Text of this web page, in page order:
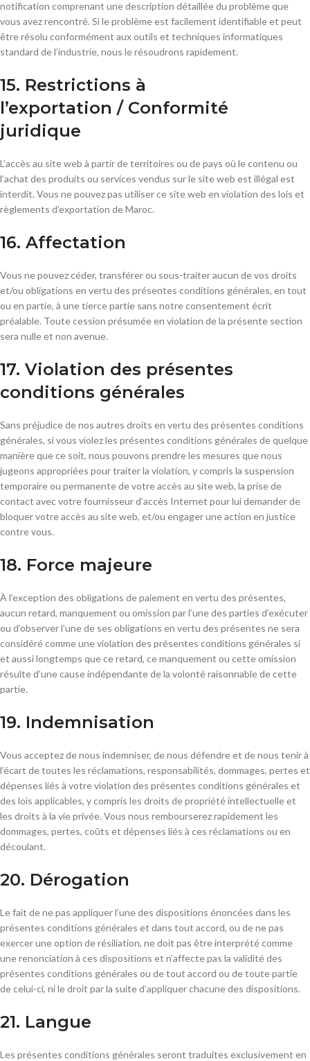
notification comprenant une description détaillée du problème que
vous avez rencontré. Si le problème est facilement identifiable et peut
être résolu conformément aux outils et techniques informatiques
standard de l’industrie, nous le résoudrons rapidement.
15. Restrictions à
l’exportation / Conformité
juridique
L’accès au site web à partir de territoires ou de pays où le contenu ou
l’achat des produits ou services vendus sur le site web est illégal est
interdit. Vous ne pouvez pas utiliser ce site web en violation des lois et
règlements d’exportation de Maroc.
16. Affectation
Vous ne pouvez céder, transférer ou sous-traiter aucun de vos droits
et/ou obligations en vertu des présentes conditions générales, en tout
ou en partie, à une tierce partie sans notre consentement écrit
préalable. Toute cession présumée en violation de la présente section
sera nulle et non avenue.
17. Violation des présentes
conditions générales
Sans préjudice de nos autres droits en vertu des présentes conditions
générales, si vous violez les présentes conditions générales de quelque
manière que ce soit, nous pouvons prendre les mesures que nous
jugeons appropriées pour traiter la violation, y compris la suspension
temporaire ou permanente de votre accès au site web, la prise de
contact avec votre fournisseur d’accès Internet pour lui demander de
bloquer votre accès au site web, et/ou engager une action en justice
contre vous.
18. Force majeure
À l’exception des obligations de paiement en vertu des présentes,
aucun retard, manquement ou omission par l’une des parties d’exécuter
ou d’observer l’une de ses obligations en vertu des présentes ne sera
considéré comme une violation des présentes conditions générales si
et aussi longtemps que ce retard, ce manquement ou cette omission
résulte d’une cause indépendante de la volonté raisonnable de cette
partie.
19. Indemnisation
Vous acceptez de nous indemniser, de nous défendre et de nous tenir à
l’écart de toutes les réclamations, responsabilités, dommages, pertes et
dépenses liés à votre violation des présentes conditions générales et
des lois applicables, y compris les droits de propriété intellectuelle et
les droits à la vie privée. Vous nous rembourserez rapidement les
dommages, pertes, coûts et dépenses liés à ces réclamations ou en
découlant.
20. Dérogation
Le fait de ne pas appliquer l’une des dispositions énoncées dans les
présentes conditions générales et dans tout accord, ou de ne pas
exercer une option de résiliation, ne doit pas être interprété comme
une renonciation à ces dispositions et n’affecte pas la validité des
présentes conditions générales ou de tout accord ou de toute partie
de celui-ci, ni le droit par la suite d’appliquer chacune des dispositions.
21. Langue
Les présentes conditions générales seront traduites exclusivement en